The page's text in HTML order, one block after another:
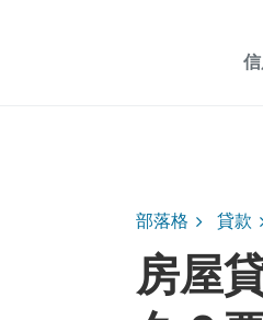
部落格 貸款
房屋